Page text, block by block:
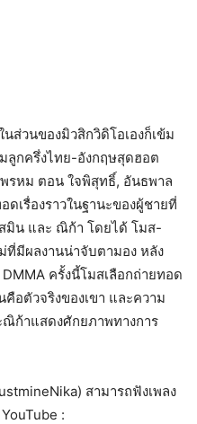
ส่วนของมิวสิกวิดิโอเองก็เข้ม
กครึ่งไทย-อังกฤษสุดฮอต
พรหม ตอน ใจพิสุทธิ์, อันธพาล
เรื่องราวในฐานะของผู้ชายที่
มิน และ ณิก้า โดยได้ โมส-
ที่มีผลงานน่าจับตามอง หลัง
ครั้งนี้โมสเลือกถ่ายทอด
คือตัวจริงของเขา และความ
ณิก้าแสดงศักยภาพทางการ
สามารถฟังเพลง
: